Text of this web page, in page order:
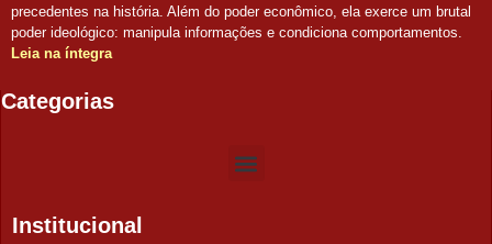
precedentes na história. Além do poder econômico, ela exerce um brutal
poder ideológico: manipula informações e condiciona comportamentos.
Leia na íntegra
Categorias
Institucional